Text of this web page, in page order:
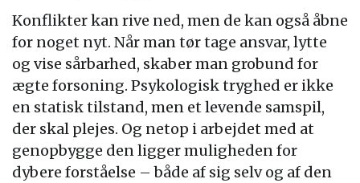
Konflikter kan rive ned, men de kan også åbne
for noget nyt. Når man tør tage ansvar, lytte
og vise sårbarhed, skaber man grobund for
ægte forsoning. Psykologisk tryghed er ikke
en statisk tilstand, men et levende samspil,
der skal plejes. Og netop i arbejdet med at
genopbygge den ligger muligheden for
dybere forståelse – både af sig selv og af den